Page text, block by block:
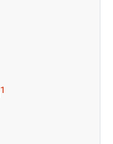
1